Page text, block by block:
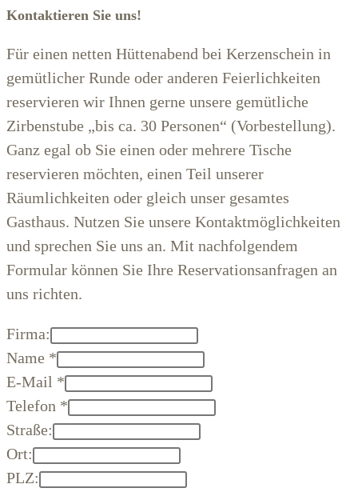
Kontaktieren Sie uns!
Für einen netten Hüttenabend bei Kerzenschein in
gemütlicher Runde oder anderen Feierlichkeiten
reservieren wir Ihnen gerne unsere gemütliche
Zirbenstube „bis ca. 30 Personen“ (Vorbestellung).
Ganz egal ob Sie einen oder mehrere Tische
reservieren möchten, einen Teil unserer
Räumlichkeiten oder gleich unser gesamtes
Gasthaus. Nutzen Sie unsere Kontaktmöglichkeiten
und sprechen Sie uns an. Mit nachfolgendem
Formular können Sie Ihre Reservationsanfragen an
uns richten.
Firma:
Name *
E-Mail *
Telefon *
Straße:
Ort:
PLZ: